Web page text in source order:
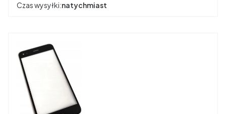
Czas wysyłki:natychmiast